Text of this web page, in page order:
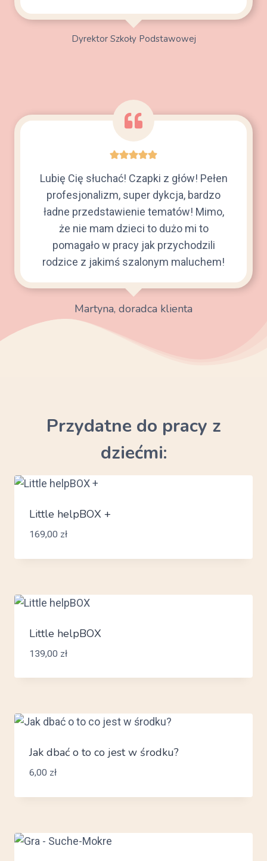
Dyrektor Szkoły Podstawowej
Lubię Cię słuchać! Czapki z głów! Pełen
profesjonalizm, super dykcja, bardzo
ładne przedstawienie tematów! Mimo,
że nie mam dzieci to dużo mi to
pomagało w pracy jak przychodzili
rodzice z jakimś szalonym maluchem!
Martyna, doradca klienta
Przydatne do pracy z
dziećmi:
Little helpBOX +
169,00 zł
Little helpBOX
139,00 zł
Jak dbać o to co jest w środku?
6,00 zł